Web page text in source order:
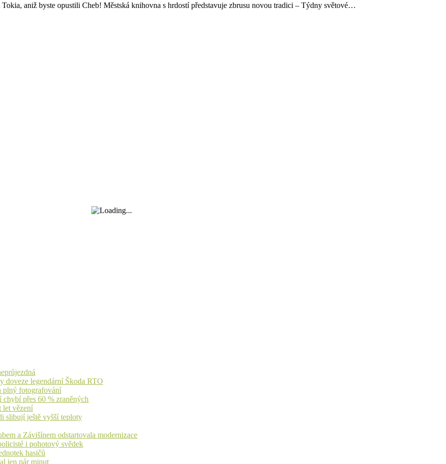
aniž byste opustili Cheb! Městská knihovna s hrdostí představuje zbrusu novou tradici – Týdny světové…
doveze legendární Škoda RTO
plný fotografování
přes 60 % zraněných
let vězení
slibují ještě vyšší teploty
a Závišínem odstartovala modernizace
i pohotový svědek
hasičů
jen pár minut